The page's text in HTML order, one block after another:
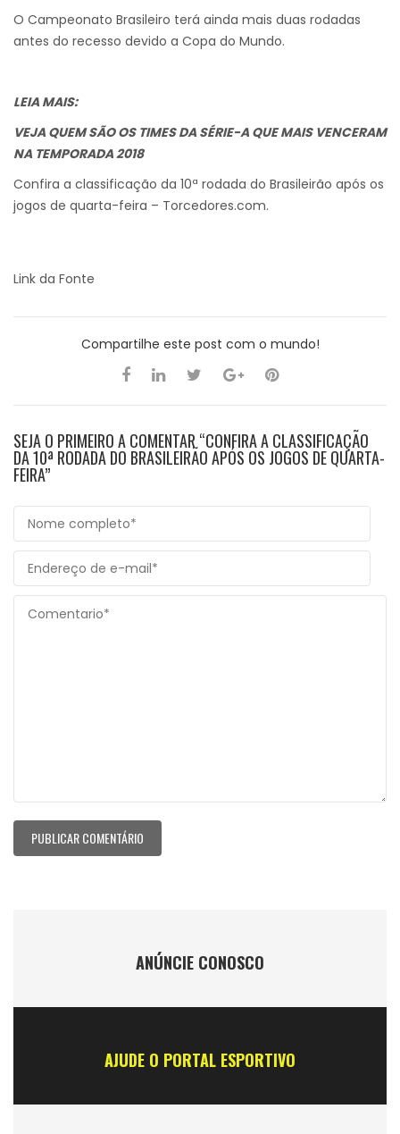
O Campeonato Brasileiro terá ainda mais duas rodadas
antes do recesso devido a Copa do Mundo.
LEIA MAIS:
VEJA QUEM SÃO OS TIMES DA SÉRIE-A QUE MAIS VENCERAM
NA TEMPORADA 2018
Confira a classificação da 10ª rodada do Brasileirão após os
jogos de quarta-feira – Torcedores.com.
Link da Fonte
Compartilhe este post com o mundo!
SEJA O PRIMEIRO A COMENTAR “CONFIRA A CLASSIFICAÇÃO
DA 10ª RODADA DO BRASILEIRÃO APÓS OS JOGOS DE QUARTA-
FEIRA”
ANÚNCIE CONOSCO
AJUDE O PORTAL ESPORTIVO